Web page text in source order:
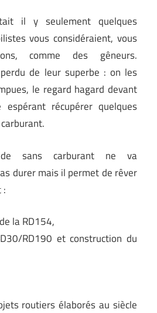
il y seulement quelques
vous considéraient, vous
comme des gêneurs.
de leur superbe : on les
le regard hagard devant
espérant récupérer quelques
sans carburant ne va
durer mais il permet de rêver
:
la RD154,
RD190 et construction du
routiers élaborés au siècle